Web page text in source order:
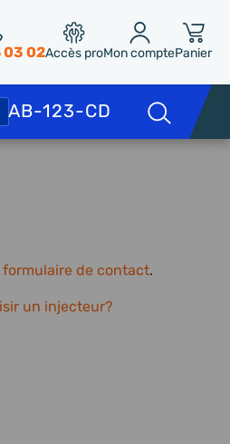
03 02Accès proMon comptePanier
formulaire de contact.
un injecteur?